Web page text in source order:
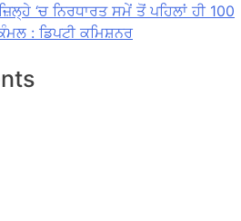
‘ਚ ਨਿਰਧਾਰਤ ਸਮੇਂ ਤੋਂ ਪਹਿਲਾਂ ਹੀ 100
: ਡਿਪਟੀ ਕਮਿਸ਼ਨਰ